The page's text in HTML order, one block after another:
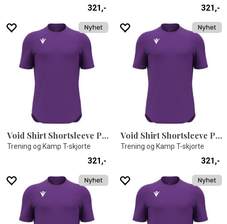
321,- 321,-
Void Shirt Shortsleeve PRP 4XS
Trening og Kamp T-skjorte
321,-
Void Shirt Shortsleeve PRP 4XL
Trening og Kamp T-skjorte
321,-